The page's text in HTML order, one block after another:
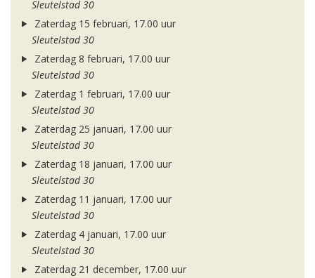
Sleutelstad 30
Zaterdag 15 februari, 17.00 uur
Sleutelstad 30
Zaterdag 8 februari, 17.00 uur
Sleutelstad 30
Zaterdag 1 februari, 17.00 uur
Sleutelstad 30
Zaterdag 25 januari, 17.00 uur
Sleutelstad 30
Zaterdag 18 januari, 17.00 uur
Sleutelstad 30
Zaterdag 11 januari, 17.00 uur
Sleutelstad 30
Zaterdag 4 januari, 17.00 uur
Sleutelstad 30
Zaterdag 21 december, 17.00 uur